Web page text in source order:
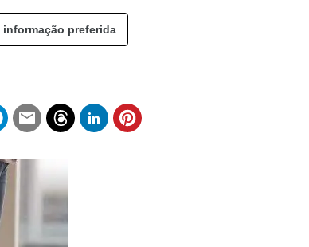
preferida